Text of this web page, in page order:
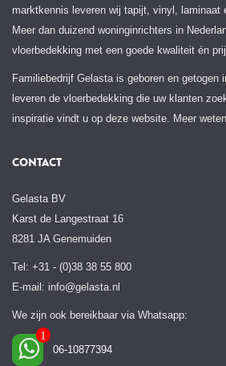
marktkennis leveren wij tapijt, vinyl, laminaat
Meer dan duizend woninginrichters in
vloerbedekking met een goede kwaliteit én
Familiebedrijf Gelasta is geboren en getogen
leveren de vloerbedekking die uw klanten
inspiratie vindt u op deze website. Meer
CONTACT
Gelasta BV
Karst de Langestraat 16
8281 JA Genemuiden
Tel: +31 - (0)38 38 55 800
E-mail: info@gelasta.nl
We zijn ook bereikbaar via Whatsapp:
06-10877394